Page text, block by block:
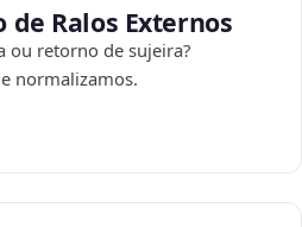
Ralos Externos
ou retorno de sujeira?
normalizamos.